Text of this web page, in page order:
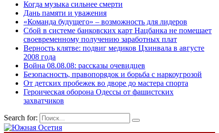
Когда музыка сильнее смерти
Дань памяти и уважения
«Команда будущего» – возможность для лидеров
Сбой в системе банковских карт Нацбанка не помешает
своевременному получению заработных плат
Верность клятве: подвиг медиков Цхинвала в августе
2008 года
Война 08.08.08: рассказы очевидцев
Безопасность, правопорядок и борьба с наркоугрозой
От детских пробежек во дворе до мастера спорта
Героическая оборона Одессы от фашистских
захватчиков
Search for: